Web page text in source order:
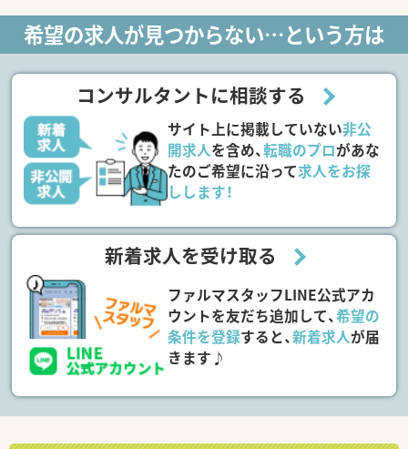
希望の求人が見つからない…という方は
コンサルタントに相談する
サイト上に掲載していない非公
開求人を含め、転職のプロがあな
たのご希望に沿って求人をお探
しします！
新着求人を受け取る
ファルマスタッフLINE公式アカ
ウントを友だち追加して、希望の
条件を登録すると、新着求人が届
きます♪